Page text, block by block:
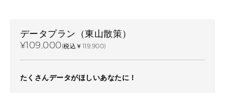
データプラン（東山散策）
¥109,000(税込￥119,900)
たくさんデータがほしいあなたに！